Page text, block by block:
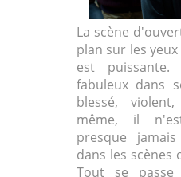
La scène
plan sur les
est
fabuleux dans
blessé,
même, il
presque
dans les scènes
Tout se